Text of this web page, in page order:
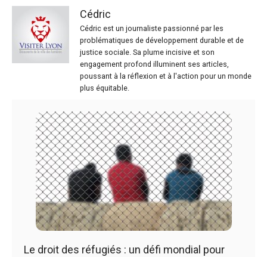
Cédric
Cédric est un journaliste passionné par les
problématiques de développement durable et de
justice sociale. Sa plume incisive et son
engagement profond illuminent ses articles,
poussant à la réflexion et à l'action pour un monde
plus équitable.
Le droit des réfugiés : un défi mondial pour